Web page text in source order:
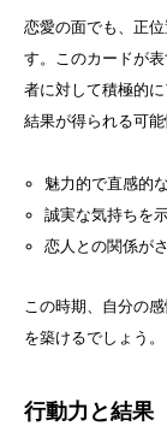
恋愛の面でも、正
す。このカードが
者に対して積極的
結果が得られる可能
魅力的で直感的
誠実な気持ちを
恋人との関係が
この時期、自分の
を築けるでしょう。
行動力と結果